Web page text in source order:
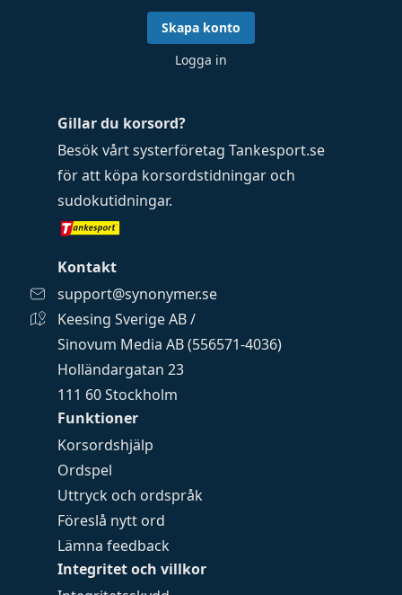
Funktioner
Korsordshjälp
Ordspel
Uttryck och ordspråk
Föreslå nytt ord
Lämna feedback
Integritet och villkor
Gillar du korsord?
Besök vårt systerföretag Tankesport.se
för att köpa korsordstidningar och
sudokutidningar.
Kontakt
support@synonymer.se
Keesing Sverige AB /
Sinovum Media AB (556571-4036)
Holländargatan 23
111 60 Stockholm
Skapa konto
Logga in